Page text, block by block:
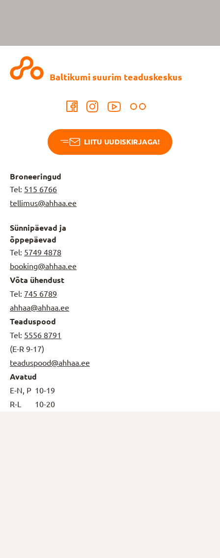
Baltikumi suurim teaduskeskus
LIITU UUDISKIRJAGA!
Broneeringud
Tel: 515 6766
tellimus@ahhaa.ee
Sünnipäevad ja
õppepäevad
Tel: 5749 4878
booking@ahhaa.ee
Võta ühendust
Tel: 745 6789
ahhaa@ahhaa.ee
Teaduspood
Tel: 5556 8791
(E-R 9-17)
teaduspood@ahhaa.ee
Avatud
E-N, P 10-19
R-L
10-20